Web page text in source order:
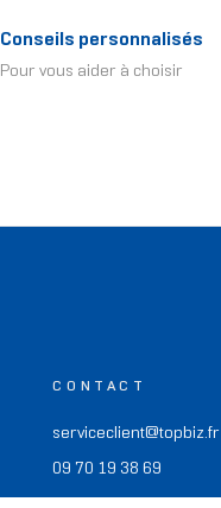
Conseils personnalisés
Pour vous aider à choisir
CONTACT
serviceclient@topbiz.fr
09 70 19 38 69